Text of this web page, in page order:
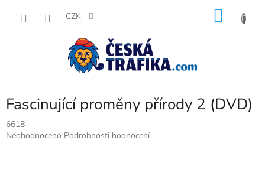
CZK
Fascinující proměny přírody 2 (DVD)
6618
Průměrné
Neohodnoceno Podrobnosti hodnocení